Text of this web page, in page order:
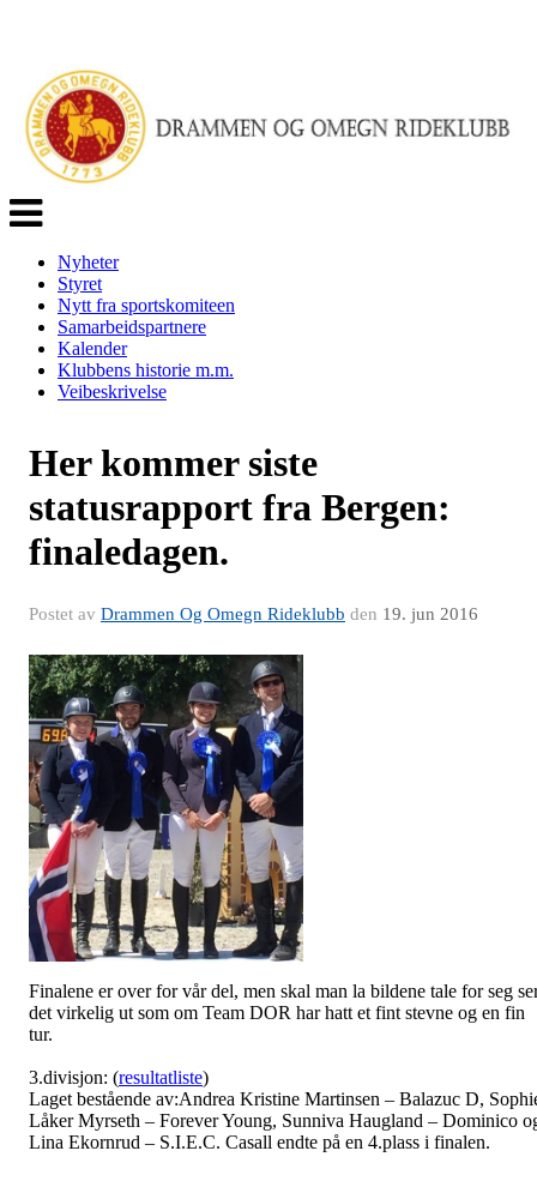
Veksle
navigasjon
Nyheter
Styret
Nytt fra sportskomiteen
Samarbeidspartnere
Kalender
Klubbens historie m.m.
Veibeskrivelse
Her kommer siste
statusrapport fra Bergen:
finaledagen.
Postet av Drammen Og Omegn Rideklubb den 19. jun 2016
Finalene er over for vår del, men skal man la bildene tale for seg
det virkelig ut som om Team DOR har hatt et fint stevne og en fin
tur.
3.divisjon: (resultatliste)
Laget bestående av:Andrea Kristine Martinsen – Balazuc D,
Låker Myrseth – Forever Young, Sunniva Haugland – Dominico
Lina Ekornrud – S.I.E.C. Casall endte på en 4.plass i finalen.